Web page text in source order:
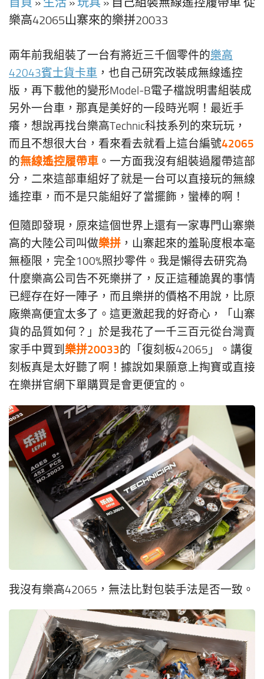
樂高42065山寨來的樂拼20033
兩年前我組裝了一台有將近三千個零件的樂高
42043賓士貨卡車 ，也自己研究改裝成無線遙控
版，再下載他的變形Model-B電子檔說明書組裝成
另外一台車，那真是美好的一段時光啊！最近手
癢，想說再找台樂高Technic科技系列的來玩玩，
而且不想很大台，看來看去就看上這台編號42065
的無線遙控履帶車 。一方面我沒有組裝過履帶這部
分，二來這部車組好了就是一台可以直接玩的無線
遙控車，而不是只能組好了當擺飾，蠻棒的啊！
但隨即發現，原來這個世界上還有一家專門山寨樂
高的大陸公司叫做樂拼 ，山寨起來的羞恥度根本毫
無極限，完全100%照抄零件。我是懶得去研究為
什麼樂高公司告不死樂拼了，反正這種詭異的事情
已經存在好一陣子，而且樂拼的價格不用說，比原
廠樂高便宜太多了。這更激起我的好奇心，「山寨
貨的品質如何？」於是我花了一千三百元從台灣賣
家手中買到 樂拼20033的「復刻板42065」。講復
刻板真是太好聽了啊！據說如果願意上掏寶或直接
在樂拼官網下單購買是會更便宜的。
我沒有樂高42065，無法比對包裝手法是否一致。